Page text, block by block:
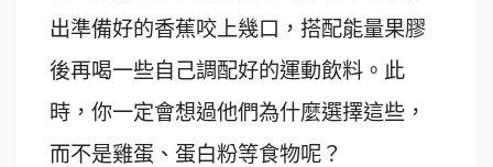
出準備好的香蕉咬上幾口，搭配能量果膠
後再喝一些自己調配好的運動飲料。此
時，你一定會想過他們為什麼選擇這些，
而不是雞蛋、蛋白粉等食物呢？